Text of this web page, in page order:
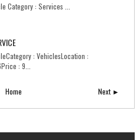
Category : Services ...
: VehiclesLocation :
: 9...
Next ►
Home